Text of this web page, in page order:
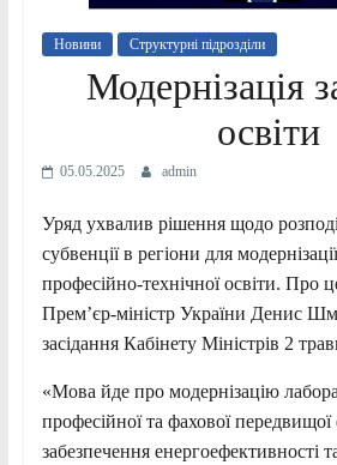
Новини Структурні підрозділи
Модернізація
освіти
05.05.2025 admin
Уряд ухвалив рішення щодо
субвенції в регіони для
професійно-технічної освіти. Про
Прем’єр-міністр України Денис
засідання Кабінету Міністрів 2
«Мова йде про модернізацію
професійної та фахової передвищої
забезпечення енергоефективності